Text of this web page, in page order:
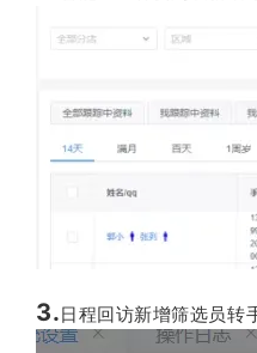
3.日程回访新增筛选员转